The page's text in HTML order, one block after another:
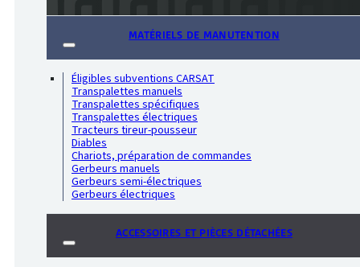
MATÉRIELS DE MANUTENTION
Éligibles subventions CARSAT
Transpalettes manuels
Transpalettes spécifiques
Transpalettes électriques
Tracteurs tireur-pousseur
Diables
Chariots, préparation de commandes
Gerbeurs manuels
Gerbeurs semi-électriques
Gerbeurs électriques
ACCESSOIRES ET PIÈCES DÉTACHÉES